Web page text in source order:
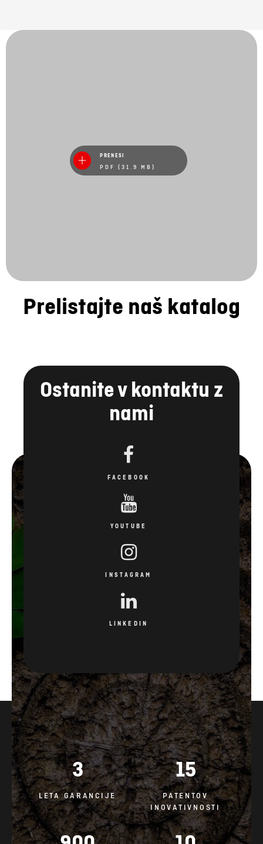
PRENESI
PDF (31.9 MB)
Prelistajte naš katalog
Ostanite v kontaktu z
nami
FACEBOOK
YOUTUBE
INSTAGRAM
LINKEDIN
3
LETA GARANCIJE
15
PATENTOV
INOVATIVNOSTI